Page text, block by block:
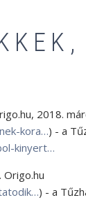
2018.
kora…) - a
kinyert…
) - a